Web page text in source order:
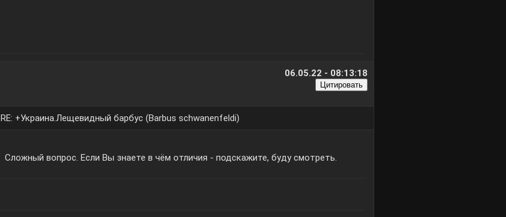
06.05.22 - 08:13:18
RE: +Украина.Лещевидный барбус (Barbus schwanenfeldi)
Сложный вопрос. Если Вы знаете в чём отличия - подскажите, буду смотреть.